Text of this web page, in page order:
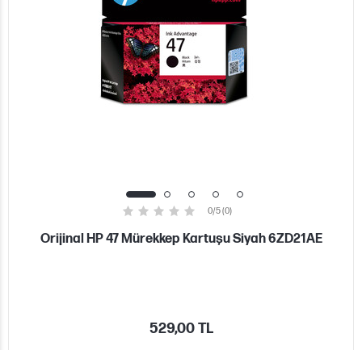
0/5 (0)
Orijinal HP 47 Mürekkep Kartuşu Siyah 6ZD21AE
529,00 TL